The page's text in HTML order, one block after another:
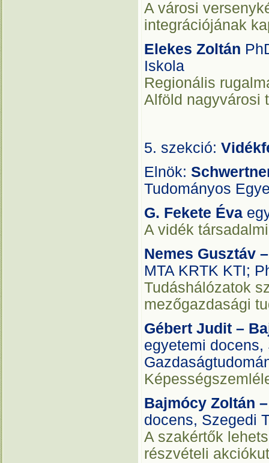
A városi
integrációjának
Elekes Zoltán
Iskola
Regionális
Alföld nagyvárosi
5. szekció:
Elnök:
Tudományos
G. Fekete Éva
A vidék
Nemes Gusztáv
MTA KRTK KTI;
Tudáshálózatok
mezőgazdasági
Gébert Judit –
egyetemi
Bajmócy Zoltán
docens, Szegedi
A szakértők
részvételi